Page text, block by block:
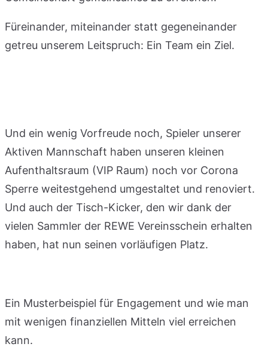
Füreinander, miteinander statt gegeneinander
getreu unserem Leitspruch: Ein Team ein Ziel.
Und ein wenig Vorfreude noch, Spieler unserer
Aktiven Mannschaft haben unseren kleinen
Aufenthaltsraum (VIP Raum) noch vor Corona
Sperre weitestgehend umgestaltet und renoviert.
Und auch der Tisch-Kicker, den wir dank der
vielen Sammler der REWE Vereinsschein erhalten
haben, hat nun seinen vorläufigen Platz.
Ein Musterbeispiel für Engagement und wie man
mit wenigen finanziellen Mitteln viel erreichen
kann.